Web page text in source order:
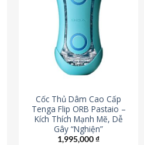
Cốc Thủ Dâm Cao Cấp
Tenga Flip ORB Pastaio –
Kích Thích Mạnh Mẽ, Dễ
Gây “Nghiện”
1,995,000₫